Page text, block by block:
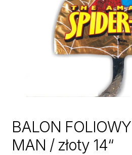
BALON
MAN / złoty 14“